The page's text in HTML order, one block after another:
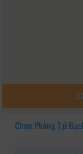
Chọn Phòng Tại